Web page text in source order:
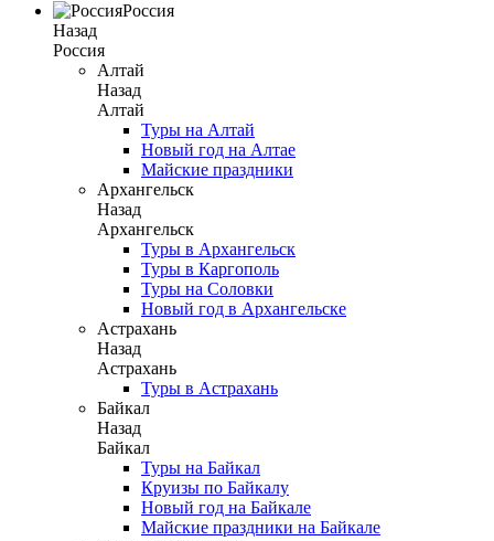
Россия
Назад
Россия
Алтай
Назад
Алтай
Туры на Алтай
Новый год на Алтае
Майские праздники
Архангельск
Назад
Архангельск
Туры в Архангельск
Туры в Каргополь
Туры на Соловки
Новый год в Архангельске
Астрахань
Назад
Астрахань
Туры в Астрахань
Байкал
Назад
Байкал
Туры на Байкал
Круизы по Байкалу
Новый год на Байкале
Майские праздники на Байкале